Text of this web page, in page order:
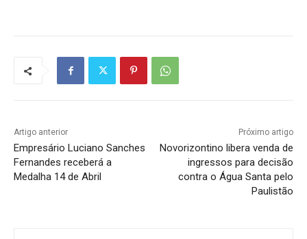
Artigo anterior
Empresário Luciano Sanches
Fernandes receberá a
Medalha 14 de Abril
Próximo artigo
Novorizontino libera venda de
ingressos para decisão
contra o Água Santa pelo
Paulistão